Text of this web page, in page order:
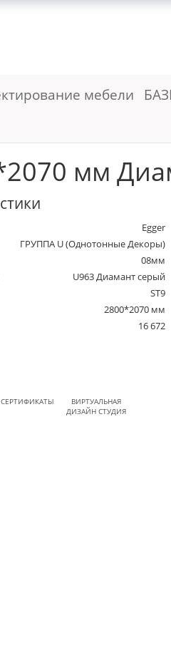
мебели
мм
Egger
ГРУППА U (Однотонные Декоры)
08мм
U963 Диамант серый
ST9
2800*2070 мм
16 672
СЕРТИФИКАТЫ
ВИРТУАЛЬНАЯ
ДИЗАЙН СТУДИЯ